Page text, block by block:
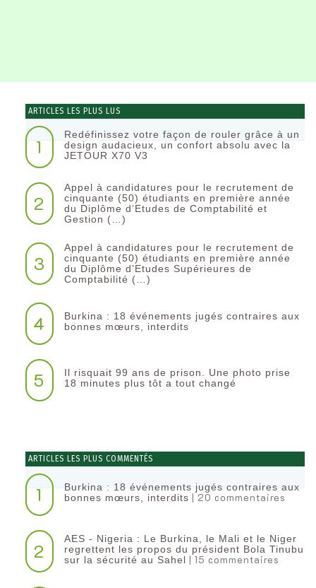
ARTICLES LES PLUS LUS
1
Redéfinissez votre façon de rouler grâce à un
design audacieux, un confort absolu avec la
JETOUR X70 V3
2
Appel à candidatures pour le recrutement de
cinquante (50) étudiants en première année
du Diplôme d’Etudes de Comptabilité et
Gestion (…)
3
Appel à candidatures pour le recrutement de
cinquante (50) étudiants en première année
du Diplôme d’Etudes Supérieures de
Comptabilité (…)
4
Burkina : 18 événements jugés contraires aux
bonnes mœurs, interdits
5
Il risquait 99 ans de prison. Une photo prise
18 minutes plus tôt a tout changé
ARTICLES LES PLUS COMMENTÉS
1
Burkina : 18 événements jugés contraires aux
bonnes mœurs, interdits | 20 commentaires
2
AES - Nigeria : Le Burkina, le Mali et le Niger
regrettent les propos du président Bola Tinubu
sur la sécurité au Sahel | 15 commentaires